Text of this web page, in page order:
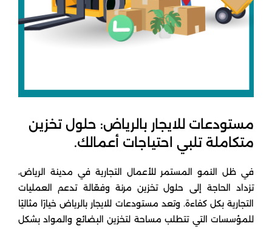
مستودعات للايجار بالرياض: حلول تخزين
متكاملة تلبي احتياجات أعمالك.
في ظل النمو المستمر للأعمال التجارية في مدينة الرياض،
تزداد الحاجة إلى حلول تخزين مرنة وفعّالة تدعم العمليات
التجارية بكل كفاءة. وتعد مستودعات للايجار بالرياض خيارًا مثاليًا
للمؤسسات التي تتطلب مساحة لتخزين البضائع والمواد بشكل